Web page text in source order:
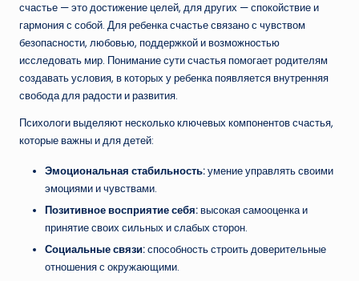
счастье — это достижение целей, для других — спокойствие и
гармония с собой. Для ребенка счастье связано с чувством
безопасности, любовью, поддержкой и возможностью
исследовать мир. Понимание сути счастья помогает родителям
создавать условия, в которых у ребенка появляется внутренняя
свобода для радости и развития.
Психологи выделяют несколько ключевых компонентов счастья,
которые важны и для детей:
Эмоциональная стабильность:умение управлять своими
эмоциями и чувствами.
Позитивное восприятие себя:высокая самооценка и
принятие своих сильных и слабых сторон.
Социальные связи:способность строить доверительные
отношения с окружающими.